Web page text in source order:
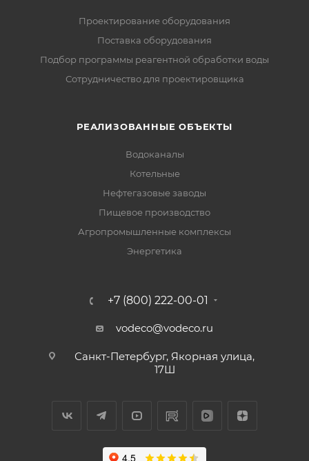
Проектирование оборудования
Поставка оборудования
Подбор программы реагентной обработки воды
Сотрудничество для проектировщика
РЕАЛИЗОВАННЫЕ ОБЪЕКТЫ
Водоканалы
Котельные
Нефтегазовые заводы
Пищевое производство
Агропромышленные комплексы
Энергетика
+7 (800) 222-00-01
vodeco@vodeco.ru
Санкт-Петербург, Якорная улица,
17Ш